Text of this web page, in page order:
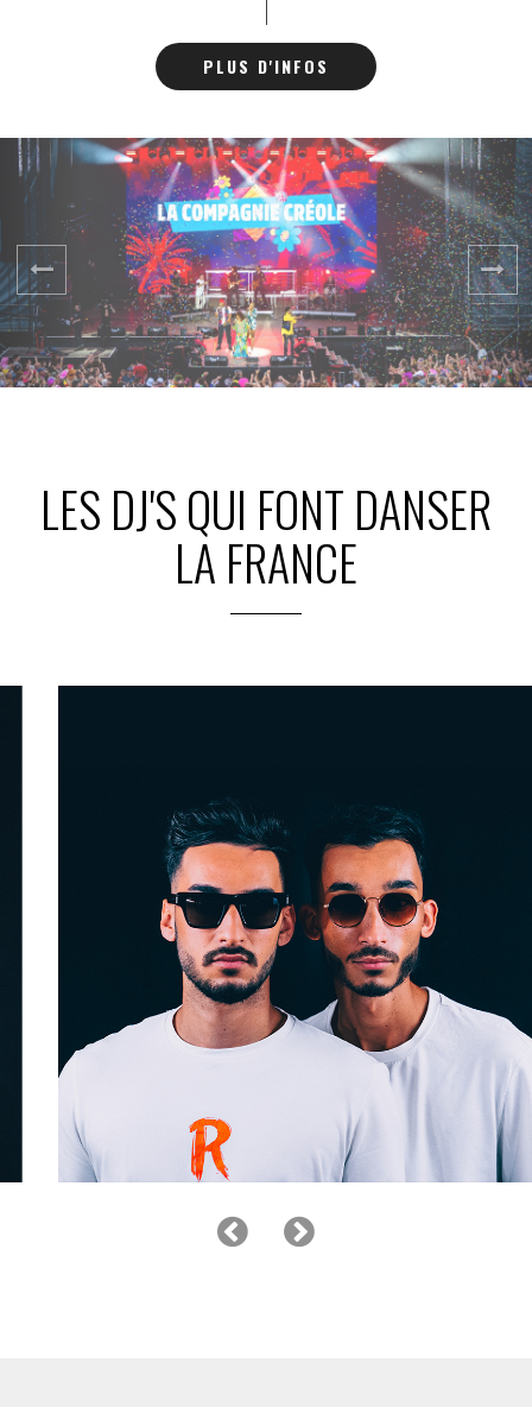
24/07/2025
- Festival LA FAV
DÉRAILLE (Alsace)
000 festivaliers
PLUS D'INFOS
LES DJ'S QUI FONT DANSER
LA FRANCE